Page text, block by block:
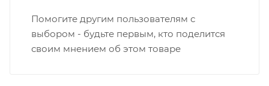
Помогите другим пользователям с
выбором - будьте первым, кто поделится
своим мнением об этом товаре